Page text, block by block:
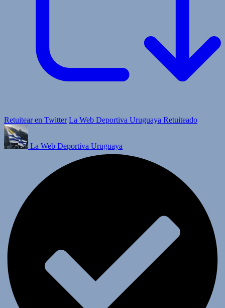
Retuitear en Twitter La Web Deportiva Uruguaya Retuiteado
La Web Deportiva Uruguaya